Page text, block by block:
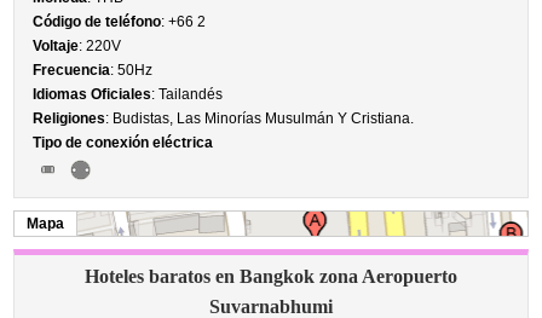
Código de teléfono: +66 2
Voltaje: 220V
Frecuencia: 50Hz
Idiomas Oficiales: Tailandés
Religiones: Budistas, Las Minorías Musulmán Y Cristiana.
Tipo de conexión eléctrica
Mapa
Hoteles baratos en Bangkok zona Aeropuerto
Suvarnabhumi